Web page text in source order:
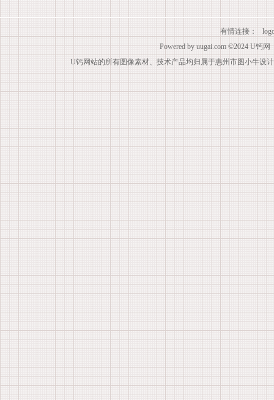
有情连接：
Powered by uugai.com ©2024 U钙网
U钙网站的所有图像素材、技术产品均归属于惠州市图小牛设